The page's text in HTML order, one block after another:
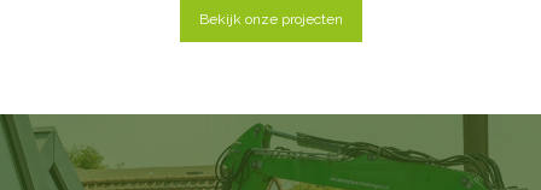
Bekijk onze projecten